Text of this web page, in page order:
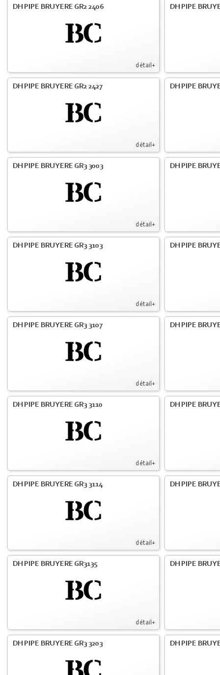
détail+
DH PIPE BRUYERE GR2 2406 DH PIPE
détail+
DH PIPE BRUYERE GR2 2427 DH PIPE
détail+
DH PIPE BRUYERE GR3 3003 DH PIPE
détail+
DH PIPE BRUYERE GR3 3103 DH PIPE
détail+
DH PIPE BRUYERE GR3 3107 DH PIPE
détail+
DH PIPE BRUYERE GR3 3110 DH PIPE
détail+
DH PIPE BRUYERE GR3 3114 DH PIPE
détail+
DH PIPE BRUYERE GR3135 DH PIPE
DH PIPE BRUYERE GR3 3203 DH PIPE